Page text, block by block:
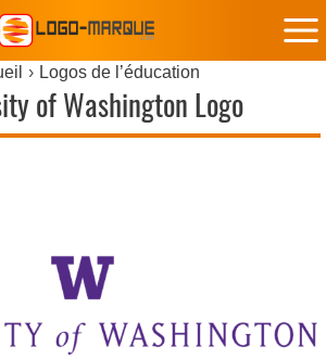
Logos de l’éducation
of Washington Logo